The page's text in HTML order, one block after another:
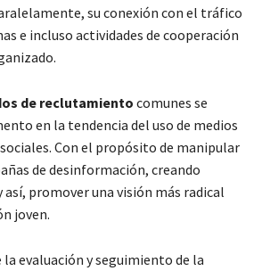
su conexión con el tráfico
e incluso actividades de cooperación
de reclutamiento comunes se
en la tendencia del uso de medios
Con el propósito de manipular
de desinformación, creando
promover una visión más radical
joven.
evaluación y seguimiento de la